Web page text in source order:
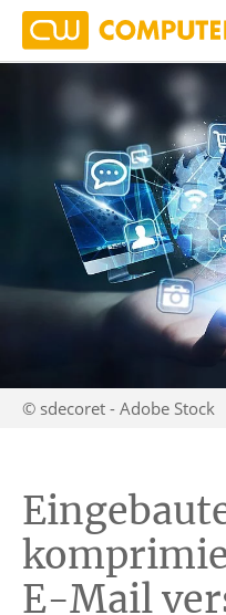
© sdecoret - Adobe Stock
E-Mail